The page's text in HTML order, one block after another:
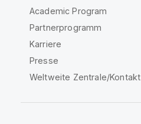
Academic Program
Partnerprogramm
Karriere
Presse
Weltweite Zentrale/Kontakt